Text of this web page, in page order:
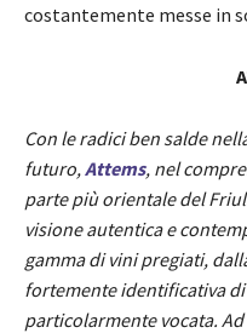
costantemente messe in
Con le radici ben salde
futuro,Attems, nel
parte più orientale del
visione autentica e
gamma di vini pregiati,
fortemente identificativa
particolarmente vocata.